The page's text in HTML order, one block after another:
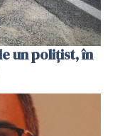
un polițist, în